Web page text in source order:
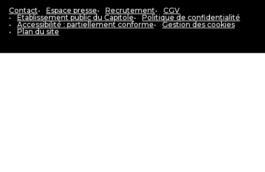
Contact Espace presse Recrutement
CGV
Etablissement public du Capitole
Politique de confidentialité
Accessibilité : partiellement conforme
Gestion des cookies
Plan du site